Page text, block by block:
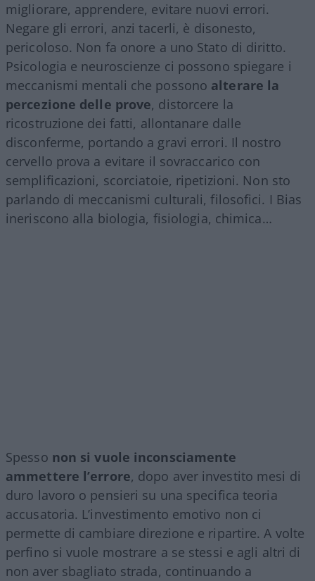
migliorare, apprendere, evitare nuovi errori.
Negare gli errori, anzi tacerli, è disonesto,
pericoloso. Non fa onore a uno Stato di diritto.
Psicologia e neuroscienze ci possono spiegare i
meccanismi mentali che possono alterare la
percezione delle prove, distorcere la
ricostruzione dei fatti, allontanare dalle
disconferme, portando a gravi errori. Il nostro
cervello prova a evitare il sovraccarico con
semplificazioni, scorciatoie, ripetizioni. Non sto
parlando di meccanismi culturali, filosofici. I Bias
ineriscono alla biologia, fisiologia, chimica…
Spesso non si vuole inconsciamente
ammettere l’errore, dopo aver investito mesi di
duro lavoro o pensieri su una specifica teoria
accusatoria. L’investimento emotivo non ci
permette di cambiare direzione e ripartire. A volte
perfino si vuole mostrare a se stessi e agli altri di
non aver sbagliato strada, continuando a